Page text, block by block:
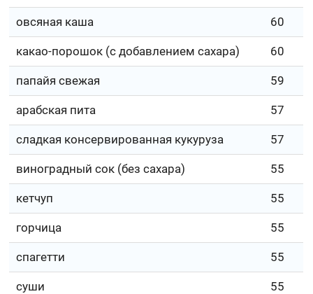
овсяная каша 60
какао-порошок (с добавлением сахара) 60
папайя свежая 59
арабская пита 57
сладкая консервированная кукуруза 57
виноградный сок (без сахара) 55
кетчуп 55
горчица 55
спагетти 55
суши 55